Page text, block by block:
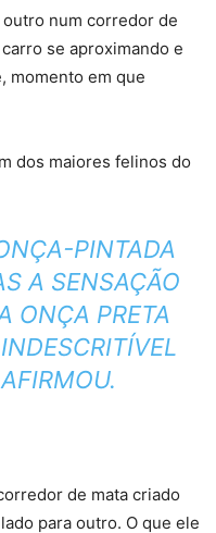
outro num corredor de
se aproximando e
momento em que
dos maiores felinos do
PINTADA
A SENSAÇÃO
ONÇA PRETA
de mata criado
para outro. O que ele